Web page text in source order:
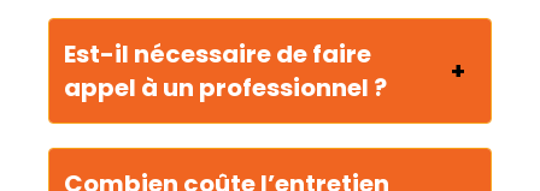
Est-il nécessaire de faire
appel à un professionnel ?